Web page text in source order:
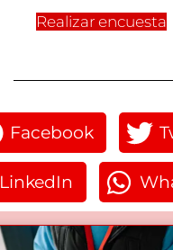
Realizar encuesta
Facebook
LinkedIn